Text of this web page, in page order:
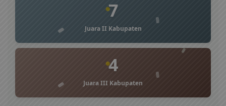
7
Juara II Kabupaten
4
Juara III Kabupaten